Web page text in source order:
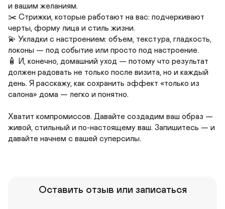
и вашим желаниям.
✂️ Стрижки, которые работают на вас: подчеркивают
черты, форму лица и стиль жизни.
💫 Укладки с настроением: объем, текстура, гладкость,
локоны — под событие или просто под настроение.
🧴 И, конечно, домашний уход — потому что результат
должен радовать не только после визита, но и каждый
день. Я расскажу, как сохранить эффект «только из
салона» дома — легко и понятно.
Хватит компромиссов. Давайте создадим ваш образ —
живой, стильный и по-настоящему ваш. Запишитесь — и
давайте начнем с вашей суперсилы.
Оставить отзыв или записаться